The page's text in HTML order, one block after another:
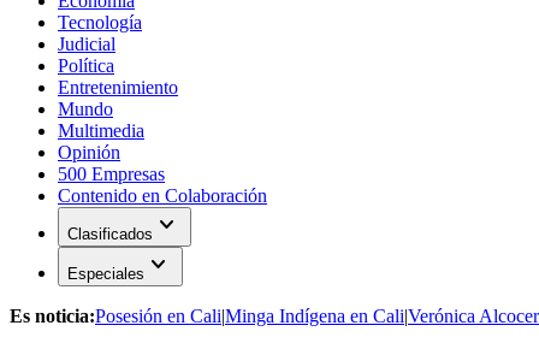
Tecnología
Judicial
Política
Entretenimiento
Mundo
Multimedia
Opinión
500 Empresas
Contenido en Colaboración
Clasificados expand_more
Especiales expand_more
Es noticia:Posesión en Cali|Minga Indígena en Cali|Verónica Alcocer